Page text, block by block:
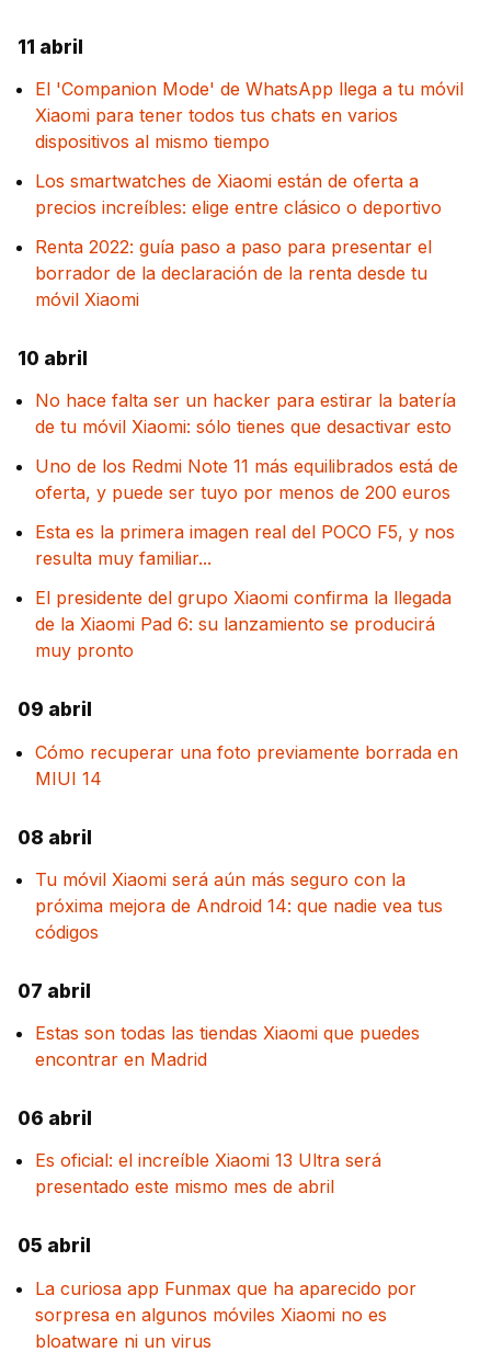
11 abril
El 'Companion Mode' de WhatsApp llega a tu móvil
Xiaomi para tener todos tus chats en varios
dispositivos al mismo tiempo
Los smartwatches de Xiaomi están de oferta a
precios increíbles: elige entre clásico o deportivo
Renta 2022: guía paso a paso para presentar el
borrador de la declaración de la renta desde tu
móvil Xiaomi
10 abril
No hace falta ser un hacker para estirar la batería
de tu móvil Xiaomi: sólo tienes que desactivar esto
Uno de los Redmi Note 11 más equilibrados está de
oferta, y puede ser tuyo por menos de 200 euros
Esta es la primera imagen real del POCO F5, y nos
resulta muy familiar...
El presidente del grupo Xiaomi confirma la llegada
de la Xiaomi Pad 6: su lanzamiento se producirá
muy pronto
09 abril
Cómo recuperar una foto previamente borrada en
MIUI 14
08 abril
Tu móvil Xiaomi será aún más seguro con la
próxima mejora de Android 14: que nadie vea tus
códigos
07 abril
Estas son todas las tiendas Xiaomi que puedes
encontrar en Madrid
06 abril
Es oficial: el increíble Xiaomi 13 Ultra será
presentado este mismo mes de abril
05 abril
La curiosa app Funmax que ha aparecido por
sorpresa en algunos móviles Xiaomi no es
bloatware ni un virus